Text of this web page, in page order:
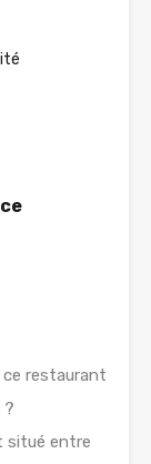
restaurant
?
situé entre